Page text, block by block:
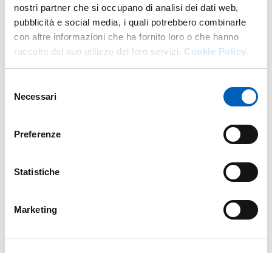
nostri partner che si occupano di analisi dei dati web,
pubblicità e social media, i quali potrebbero combinarle
con altre informazioni che ha fornito loro o che hanno
raccolto dal suo utilizzo dei loro servizi. Cookie Policy.
delNecessari
Preferenze
Statistiche
Marketing
indirizzo
Personale tecnico amministrativo